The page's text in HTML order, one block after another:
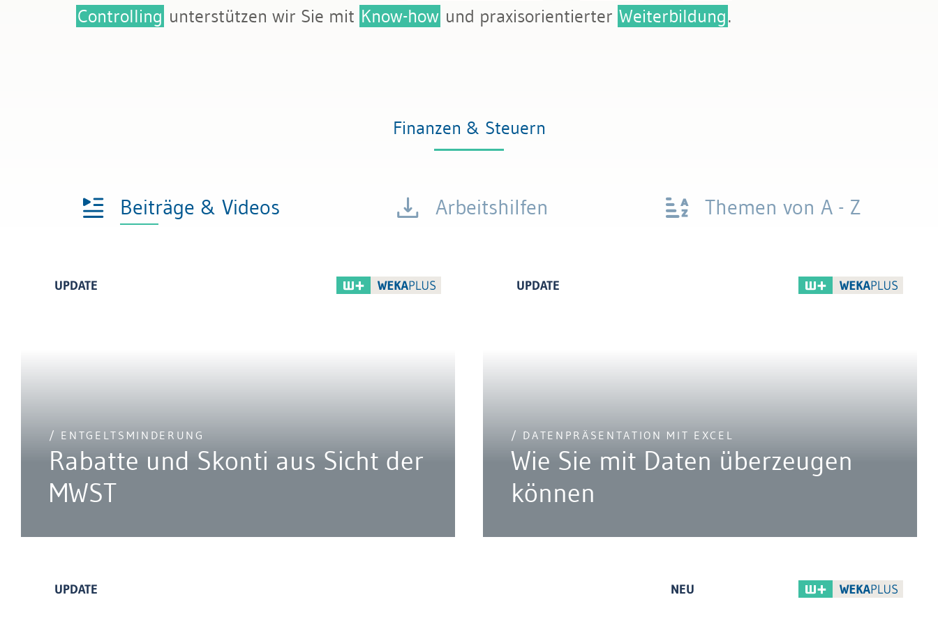
Bau & ImmobilienRechnungslegung und Berichterstattung
Controlling unterstützen wir Sie mit Know-how und praxisorientierter Weiterbildung.
Finanzen & Steuern
Beiträge & Videos Arbeitshilfen Themen von A - Z
UPDATE
/ ENTGELTSMINDERUNG
Rabatte und Skonti aus Sicht der
MWST
UPDATE
/ DATENPRÄSENTATION MIT EXCEL
Wie Sie mit Daten überzeugen
können
UPDATE NEU